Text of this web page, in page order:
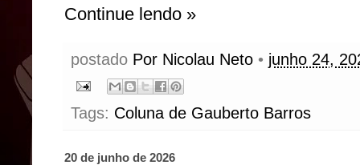
Continue lendo »
postado Por Nicolau Neto • junho 24,
Tags: Coluna de Gauberto Barros
20 de junho de 2026